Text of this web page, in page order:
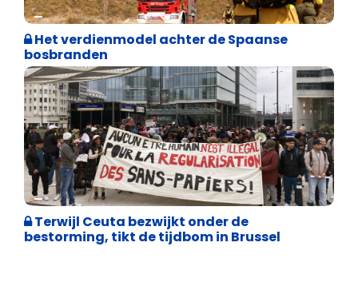
Internationale politiek
Het verdienmodel achter de Spaanse
bosbranden
Asiel en Migratie
Terwijl Ceuta bezwijkt onder de
bestorming, tikt de tijdbom in Brussel